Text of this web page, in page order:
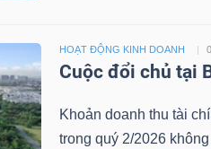
HOẠT ĐỘNG KINH DOANH
Cuộc đổi chủ tại
Khoản doanh thu tài
trong quý 2/2026